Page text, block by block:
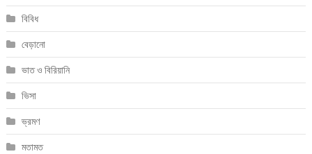
বিবিধ
বেড়ানো
ভাত ও বিরিয়ানি
ভিসা
ভ্রমণ
মতামত